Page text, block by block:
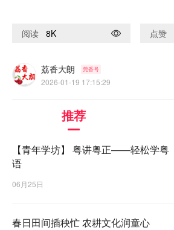
阅读 8K 点赞
荔香大朗 莞香号
2026-01-19 17:15:29
推荐
【青年学坊】 粤讲粤正——轻松学粤
语
06月25日
春日田间插秧忙 农耕文化润童心